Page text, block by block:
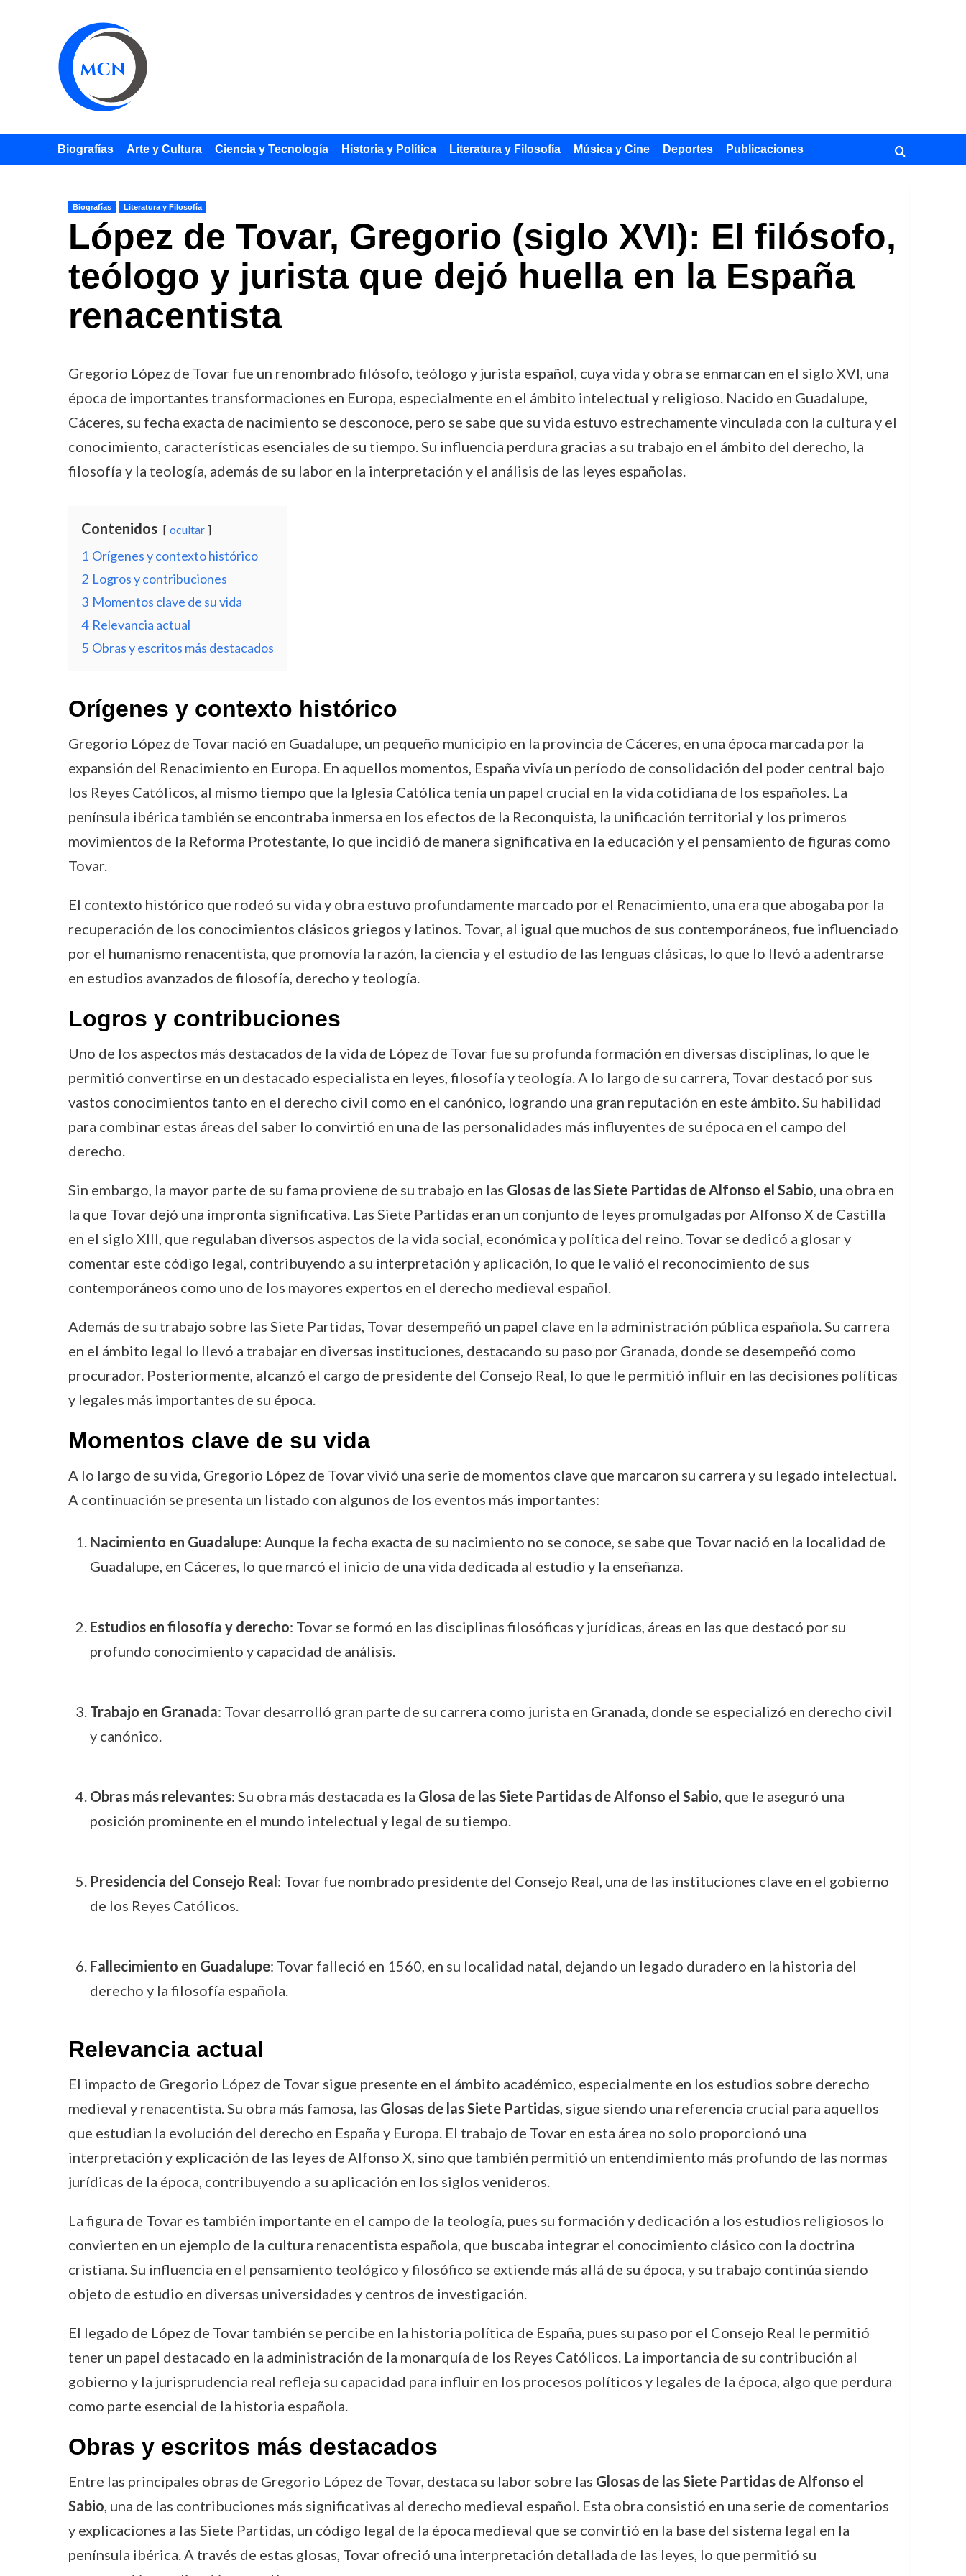
Biografías Arte y Cultura Ciencia y Tecnología Historia y Política Literatura y Filosofía Música y Cine Deportes Publicaciones
Biografías Literatura y Filosofía
López de Tovar, Gregorio (siglo XVI): El filósofo,
teólogo y jurista que dejó huella en la España
renacentista
Gregorio López de Tovar fue un renombrado filósofo, teólogo y jurista español, cuya vida y obra se enmarcan en el siglo XVI, una
época de importantes transformaciones en Europa, especialmente en el ámbito intelectual y religioso. Nacido en Guadalupe,
Cáceres, su fecha exacta de nacimiento se desconoce, pero se sabe que su vida estuvo estrechamente vinculada con la cultura y el
conocimiento, características esenciales de su tiempo. Su influencia perdura gracias a su trabajo en el ámbito del derecho, la
filosofía y la teología, además de su labor en la interpretación y el análisis de las leyes españolas.
Contenidos ocultar
1 Orígenes y contexto histórico
2 Logros y contribuciones
3 Momentos clave de su vida
4 Relevancia actual
5 Obras y escritos más destacados
Orígenes y contexto histórico
Gregorio López de Tovar nació en Guadalupe, un pequeño municipio en la provincia de Cáceres, en una época marcada por la
expansión del Renacimiento en Europa. En aquellos momentos, España vivía un período de consolidación del poder central bajo
los Reyes Católicos, al mismo tiempo que la Iglesia Católica tenía un papel crucial en la vida cotidiana de los españoles. La
península ibérica también se encontraba inmersa en los efectos de la Reconquista, la unificación territorial y los primeros
movimientos de la Reforma Protestante, lo que incidió de manera significativa en la educación y el pensamiento de figuras como
Tovar.
El contexto histórico que rodeó su vida y obra estuvo profundamente marcado por el Renacimiento, una era que abogaba por la
recuperación de los conocimientos clásicos griegos y latinos. Tovar, al igual que muchos de sus contemporáneos, fue influenciado
por el humanismo renacentista, que promovía la razón, la ciencia y el estudio de las lenguas clásicas, lo que lo llevó a adentrarse
en estudios avanzados de filosofía, derecho y teología.
Logros y contribuciones
Uno de los aspectos más destacados de la vida de López de Tovar fue su profunda formación en diversas disciplinas, lo que le
permitió convertirse en un destacado especialista en leyes, filosofía y teología. A lo largo de su carrera, Tovar destacó por sus
vastos conocimientos tanto en el derecho civil como en el canónico, logrando una gran reputación en este ámbito. Su habilidad
para combinar estas áreas del saber lo convirtió en una de las personalidades más influyentes de su época en el campo del
derecho.
Sin embargo, la mayor parte de su fama proviene de su trabajo en las Glosas de las Siete Partidas de Alfonso el Sabio, una obra en
la que Tovar dejó una impronta significativa. Las Siete Partidas eran un conjunto de leyes promulgadas por Alfonso X de Castilla
en el siglo XIII, que regulaban diversos aspectos de la vida social, económica y política del reino. Tovar se dedicó a glosar y
comentar este código legal, contribuyendo a su interpretación y aplicación, lo que le valió el reconocimiento de sus
contemporáneos como uno de los mayores expertos en el derecho medieval español.
Además de su trabajo sobre las Siete Partidas, Tovar desempeñó un papel clave en la administración pública española. Su carrera
en el ámbito legal lo llevó a trabajar en diversas instituciones, destacando su paso por Granada, donde se desempeñó como
procurador. Posteriormente, alcanzó el cargo de presidente del Consejo Real, lo que le permitió influir en las decisiones políticas
y legales más importantes de su época.
Momentos clave de su vida
A lo largo de su vida, Gregorio López de Tovar vivió una serie de momentos clave que marcaron su carrera y su legado intelectual.
A continuación se presenta un listado con algunos de los eventos más importantes:
Nacimiento en Guadalupe: Aunque la fecha exacta de su nacimiento no se conoce, se sabe que Tovar nació en la localidad de
Guadalupe, en Cáceres, lo que marcó el inicio de una vida dedicada al estudio y la enseñanza.
Estudios en filosofía y derecho: Tovar se formó en las disciplinas filosóficas y jurídicas, áreas en las que destacó por su
profundo conocimiento y capacidad de análisis.
Trabajo en Granada: Tovar desarrolló gran parte de su carrera como jurista en Granada, donde se especializó en derecho civil
y canónico.
Obras más relevantes: Su obra más destacada es la Glosa de las Siete Partidas de Alfonso el Sabio, que le aseguró una
posición prominente en el mundo intelectual y legal de su tiempo.
Presidencia del Consejo Real: Tovar fue nombrado presidente del Consejo Real, una de las instituciones clave en el gobierno
de los Reyes Católicos.
Fallecimiento en Guadalupe: Tovar falleció en 1560, en su localidad natal, dejando un legado duradero en la historia del
derecho y la filosofía española.
Relevancia actual
El impacto de Gregorio López de Tovar sigue presente en el ámbito académico, especialmente en los estudios sobre derecho
medieval y renacentista. Su obra más famosa, las Glosas de las Siete Partidas, sigue siendo una referencia crucial para aquellos
que estudian la evolución del derecho en España y Europa. El trabajo de Tovar en esta área no solo proporcionó una
interpretación y explicación de las leyes de Alfonso X, sino que también permitió un entendimiento más profundo de las normas
jurídicas de la época, contribuyendo a su aplicación en los siglos venideros.
La figura de Tovar es también importante en el campo de la teología, pues su formación y dedicación a los estudios religiosos lo
convierten en un ejemplo de la cultura renacentista española, que buscaba integrar el conocimiento clásico con la doctrina
cristiana. Su influencia en el pensamiento teológico y filosófico se extiende más allá de su época, y su trabajo continúa siendo
objeto de estudio en diversas universidades y centros de investigación.
El legado de López de Tovar también se percibe en la historia política de España, pues su paso por el Consejo Real le permitió
tener un papel destacado en la administración de la monarquía de los Reyes Católicos. La importancia de su contribución al
gobierno y la jurisprudencia real refleja su capacidad para influir en los procesos políticos y legales de la época, algo que perdura
como parte esencial de la historia española.
Obras y escritos más destacados
Entre las principales obras de Gregorio López de Tovar, destaca su labor sobre las Glosas de las Siete Partidas de Alfonso el
Sabio, una de las contribuciones más significativas al derecho medieval español. Esta obra consistió en una serie de comentarios
y explicaciones a las Siete Partidas, un código legal de la época medieval que se convirtió en la base del sistema legal en la
península ibérica. A través de estas glosas, Tovar ofreció una interpretación detallada de las leyes, lo que permitió su